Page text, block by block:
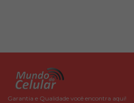
Garantia e Qualidade você encontra aqui!